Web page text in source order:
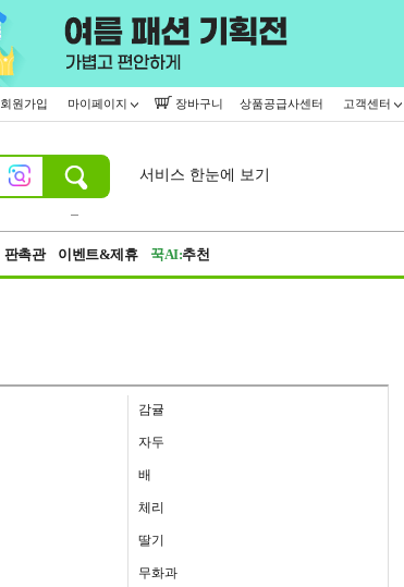
회원가입 마이페이지 장바구니 상품공급사센터 고객센터
서비스 한눈에 보기
판촉관 이벤트&제휴 꾹AI:추천
감귤
자두
배
체리
딸기
무화과